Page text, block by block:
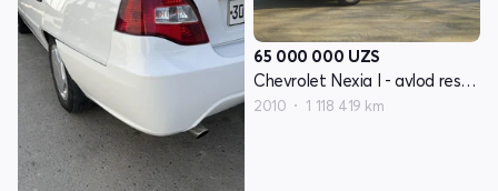
65 000 000 UZS
Chevrolet Nexia I - avlod restayling
2010 1 118 419 km